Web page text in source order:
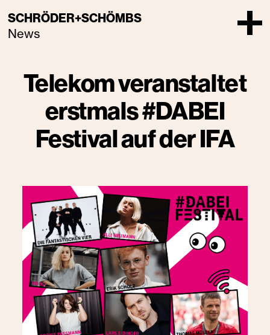
SCHRÖDER+SCHÖMBS
News
Telekom veranstaltet
erstmals #DABEI
Festival auf der IFA